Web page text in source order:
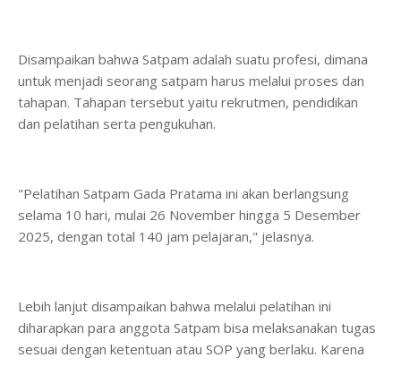
Disampaikan bahwa Satpam adalah suatu profesi, dimana
untuk menjadi seorang satpam harus melalui proses dan
tahapan. Tahapan tersebut yaitu rekrutmen, pendidikan
dan pelatihan serta pengukuhan.
"Pelatihan Satpam Gada Pratama ini akan berlangsung
selama 10 hari, mulai 26 November hingga 5 Desember
2025, dengan total 140 jam pelajaran," jelasnya.
Lebih lanjut disampaikan bahwa melalui pelatihan ini
diharapkan para anggota Satpam bisa melaksanakan tugas
sesuai dengan ketentuan atau SOP yang berlaku. Karena